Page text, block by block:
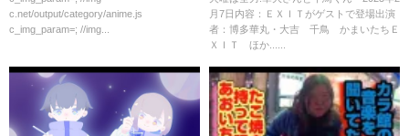
c.net/output/category/anime.js
c_img_param=; //img...
月7日内容：ＥＸＩＴがゲストで登場出演
者：博多華丸・大吉 千鳥 かまいたちＥ
ＸＩＴ ほか......